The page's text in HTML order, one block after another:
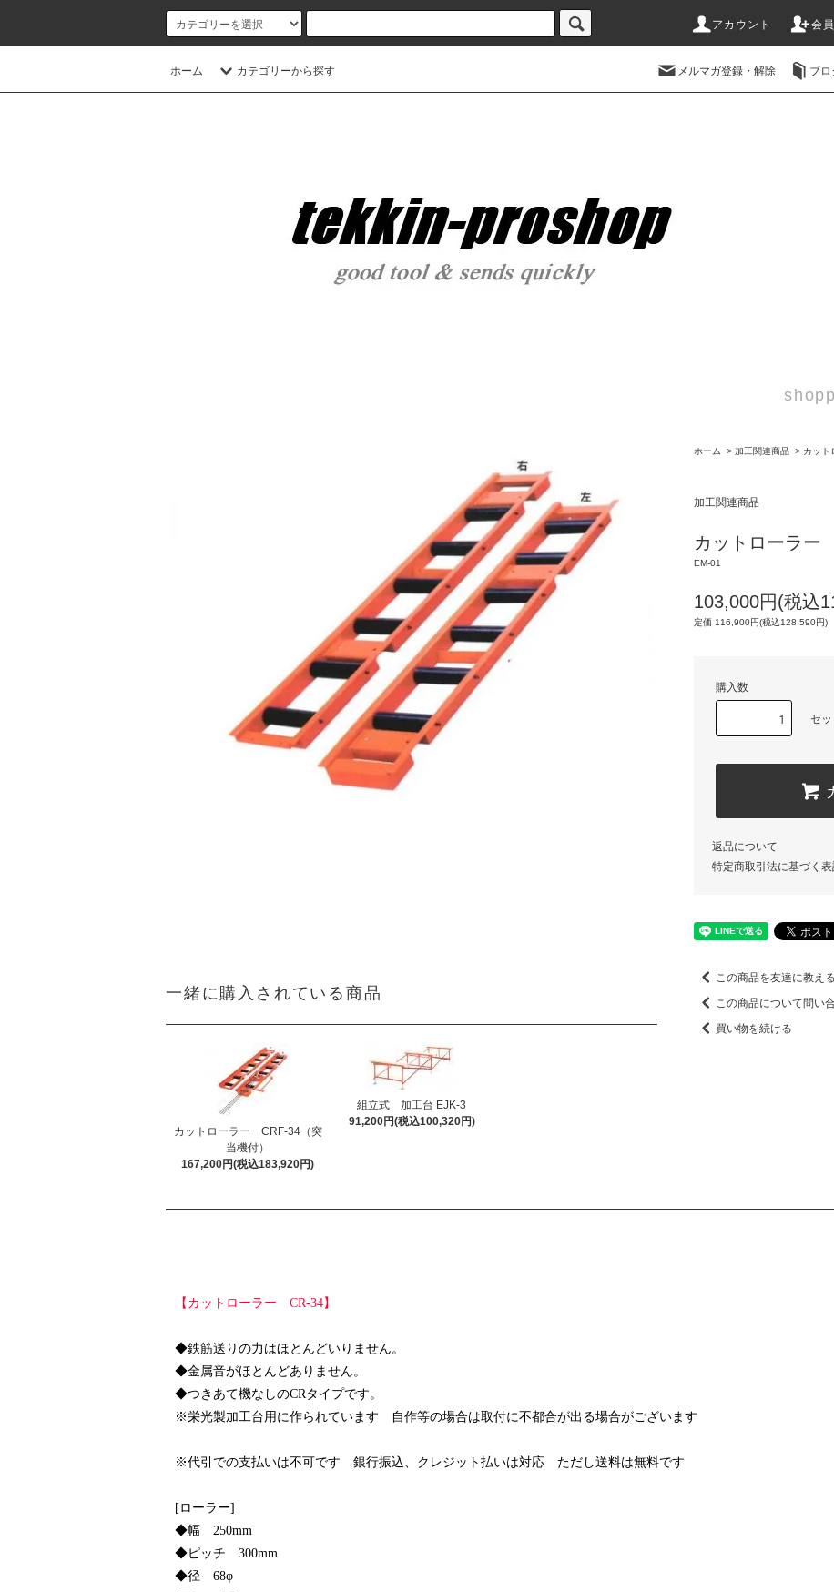
アカウント 会
ホーム カテゴリーから探す メルマガ登録・解除 ブロ
一緒に購入されている商品
カットローラー CRF-34（突
当機付）
167,200円(税込183,920円)
組立式 加工台 EJK-3
91,200円(税込100,320円)
ホーム > 加工関連商品 > カット
加工関連商品
カットローラ
EM-01
103,000円(税込
定価 116,900円(税込128,590円)
購入数
セッ
返品について
特定商取引法に基づく
この商品を友達に教える
この商品について問い
買い物を続ける
【カットローラー CR-34】
◆鉄筋送りの力はほとんどいりません。
◆金属音がほとんどありません。
◆つきあて機なしのCRタイプです。
※栄光製加工台用に作られています 自作等の場合は取付に不都合が出る場合がございます
※代引での支払いは不可です 銀行振込、クレジット払いは対応 ただし送料は無料です
[ローラー]
◆幅 250mm
◆ピッチ 300mm
◆径 68φ